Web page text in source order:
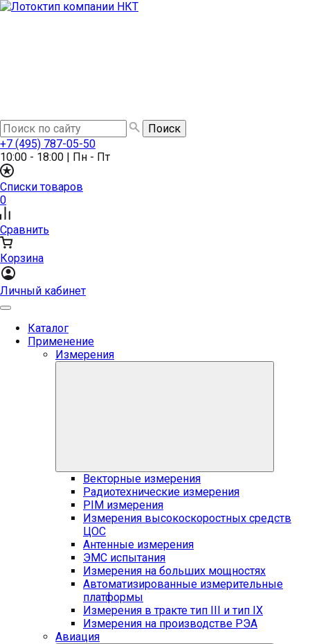
+7 (495) 787-05-50
10:00 - 18:00 | Пн - Пт
Списки товаров
0
Сравнить
Корзина
Личный кабинет
Каталог
Применение
Измерения
Векторные измерения
Радиотехнические измерения
PIM измерения
Измерения высокоскоростных средств
ЦОС
Антенные измерения
ЭМС испытания
Измерения на больших мощностях
Автоматизированные измерительные
платформы
Измерения в тракте тип III и тип IX
Измерения на производстве РЭА
Авиация